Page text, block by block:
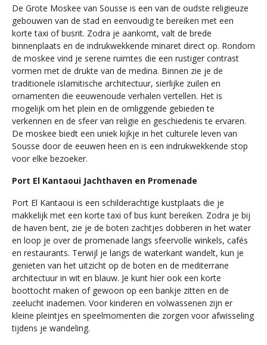
De Grote Moskee van Sousse is een van de oudste religieuze
gebouwen van de stad en eenvoudig te bereiken met een
korte taxi of busrit. Zodra je aankomt, valt de brede
binnenplaats en de indrukwekkende minaret direct op. Rondom
de moskee vind je serene ruimtes die een rustiger contrast
vormen met de drukte van de medina. Binnen zie je de
traditionele islamitische architectuur, sierlijke zuilen en
ornamenten die eeuwenoude verhalen vertellen. Het is
mogelijk om het plein en de omliggende gebieden te
verkennen en de sfeer van religie en geschiedenis te ervaren.
De moskee biedt een uniek kijkje in het culturele leven van
Sousse door de eeuwen heen en is een indrukwekkende stop
voor elke bezoeker.
Port El Kantaoui Jachthaven en Promenade
Port El Kantaoui is een schilderachtige kustplaats die je
makkelijk met een korte taxi of bus kunt bereiken. Zodra je bij
de haven bent, zie je de boten zachtjes dobberen in het water
en loop je over de promenade langs sfeervolle winkels, cafés
en restaurants. Terwijl je langs de waterkant wandelt, kun je
genieten van het uitzicht op de boten en de mediterrane
architectuur in wit en blauw. Je kunt hier ook een korte
boottocht maken of gewoon op een bankje zitten en de
zeelucht inademen. Voor kinderen en volwassenen zijn er
kleine pleintjes en speelmomenten die zorgen voor afwisseling
tijdens je wandeling.